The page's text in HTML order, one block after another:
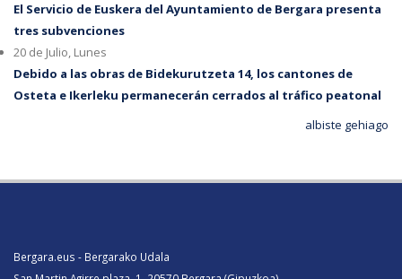
El Servicio de Euskera del Ayuntamiento de Bergara presenta
tres subvenciones
20 de Julio, Lunes
Debido a las obras de Bidekurutzeta 14, los cantones de
Osteta e Ikerleku permanecerán cerrados al tráfico peatonal
albiste gehiago
Bergara.eus - Bergarako Udala